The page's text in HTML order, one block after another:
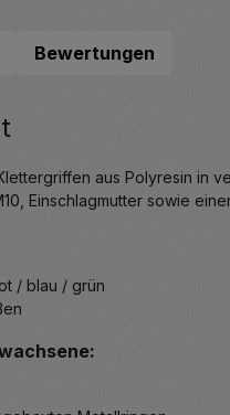
Bewertungen
aus Polyresin in
Einschlagmutter sowie
/ blau / grün